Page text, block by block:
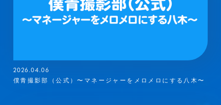
2026.04.06
僕青撮影部（公式）〜マネージャーをメロメロにする八木〜